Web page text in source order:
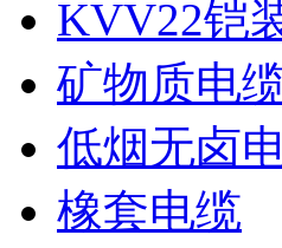
KVV22铠
矿物质电
低烟无卤
橡套电缆